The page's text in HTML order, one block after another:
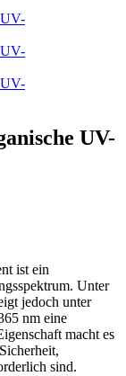
UV-
ist ein
Unter
jedoch unter
nm eine
macht es
sind.